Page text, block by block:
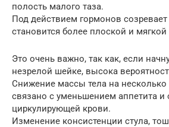
полость малого таза.
Под действием гормонов
становится более плоской и мягкой
Это очень важно, так как, если
незрелой шейке, высока
Снижение массы тела на несколько
связано с уменьшением аппетита и
циркулирующей крови.
Изменение консистенции стула,